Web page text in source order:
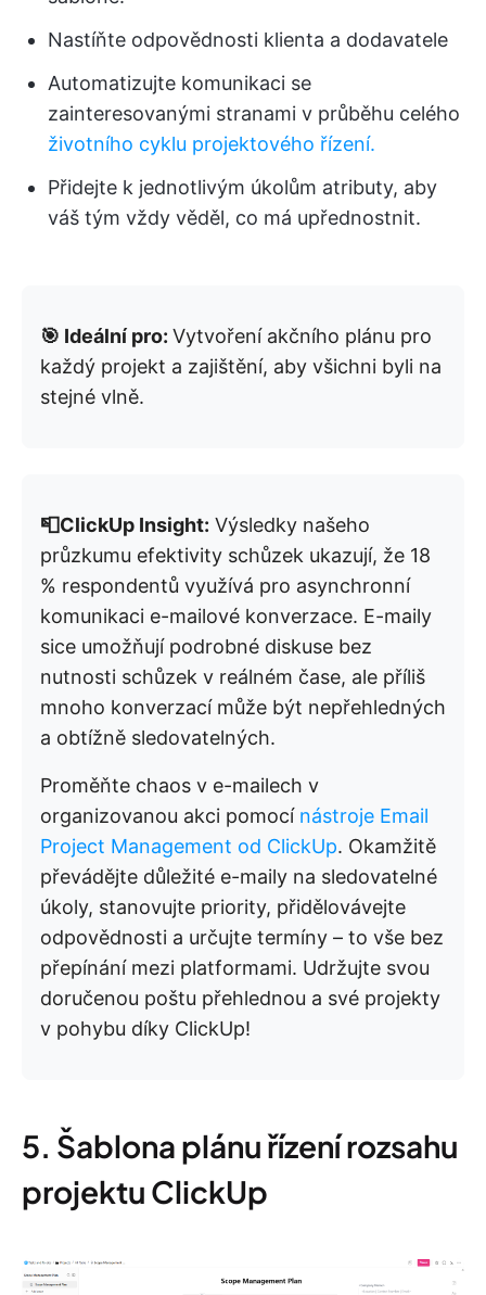
Nastíňte odpovědnosti klienta a dodavatele
Automatizujte komunikaci se
zainteresovanými stranami v průběhu celého
životního cyklu projektového řízení.
Přidejte k jednotlivým úkolům atributy, aby
váš tým vždy věděl, co má upřednostnit.
🎯 Ideální pro: Vytvoření akčního plánu pro
každý projekt a zajištění, aby všichni byli na
stejné vlně.
📮ClickUp Insight: Výsledky našeho
průzkumu efektivity schůzek ukazují, že 18
% respondentů využívá pro asynchronní
komunikaci e-mailové konverzace. E-maily
sice umožňují podrobné diskuse bez
nutnosti schůzek v reálném čase, ale příliš
mnoho konverzací může být nepřehledných
a obtížně sledovatelných.
Proměňte chaos v e-mailech v
organizovanou akci pomocí nástroje Email
Project Management od ClickUp. Okamžitě
převádějte důležité e-maily na sledovatelné
úkoly, stanovujte priority, přidělovávejte
odpovědnosti a určujte termíny – to vše bez
přepínání mezi platformami. Udržujte svou
doručenou poštu přehlednou a své projekty
v pohybu díky ClickUp!
5. Šablona plánu řízení rozsahu
projektu ClickUp